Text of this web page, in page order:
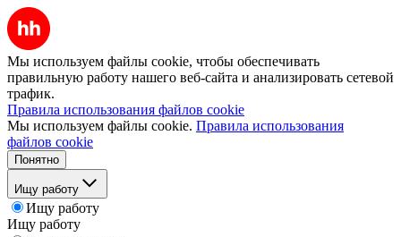
Мы используем файлы cookie, чтобы обеспечивать
правильную работу нашего веб-сайта и анализировать сетевой
трафик.
Правила использования файлов cookie
Мы используем файлы cookie. Правила использования
файлов cookie
Понятно
Ищу работу
Ищу работу
Ищу работу